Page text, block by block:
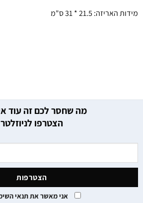
מידות האריזה: 21.5 * 31 ס"מ
מה שחסר לכם זה עוד
הצטרפו לניוזלטר
אני מאשר את תנאי